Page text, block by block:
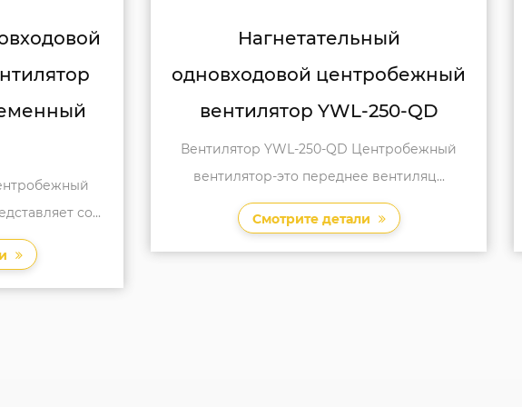
250-QD
Центробежный
вентиляц...
Крупногабаритный
одновходовой центробежный
вентилятор YWL-300-QD
Большой входной центробежный
вентилятор YWL-300-QD он тщательно про...
Смотрите детали